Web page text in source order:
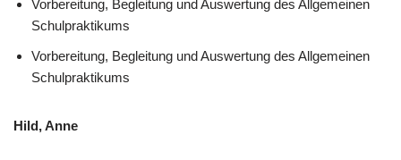
Vorbereitung, Begleitung und Auswertung des Allgemeinen
Schulpraktikums
Vorbereitung, Begleitung und Auswertung des Allgemeinen
Schulpraktikums
Hild, Anne